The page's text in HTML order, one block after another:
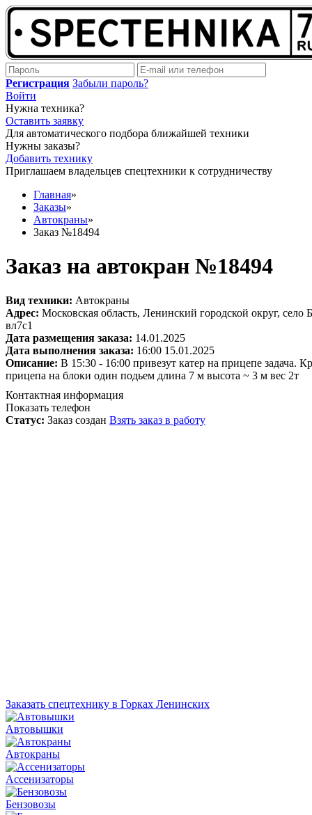
Регистрация Забыли пароль?
Войти
Нужна техника?
Оставить заявку
Для автоматического подбора ближайшей техники
Нужны заказы?
Добавить технику
Приглашаем владельцев спецтехники к сотрудничеству
Главная»
Заказы»
Автокраны»
Заказ №18494
Заказ на автокран №18494
Вид техники: Автокраны
Адрес: Московская область, Ленинский городской округ, село
вл7с1
Дата размещения заказа: 14.01.2025
Дата выполнения заказа: 16:00 15.01.2025
Описание: В 15:30 - 16:00 привезут катер на прицепе задача.
прицепа на блоки один подьем длина 7 м высота ~ 3 м вес 2т
Контактная информация
Показать телефон
Статус: Заказ создан Взять заказ в работу
Заказать спецтехнику в Горках Ленинских
Автовышки
Автокраны
Ассенизаторы
Бензовозы